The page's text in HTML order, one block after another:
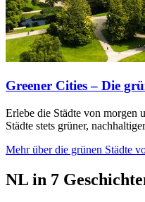
Greener Cities – Die
Erlebe die Städte von morgen
Städte stets grüner,
Mehr über die grünen Städte
NL in 7